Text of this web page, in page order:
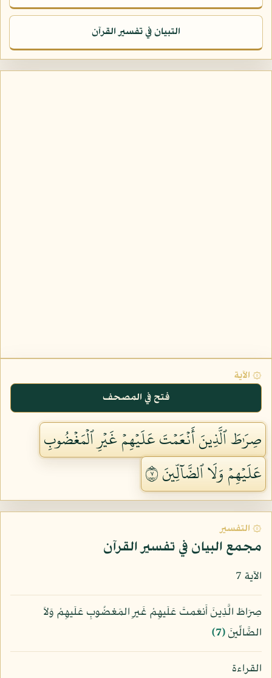
التبيان في تفسير القرآن
۞ الآية
فتح في المصحف
صِرَٰطَ ٱلَّذِينَ أَنۡعَمۡتَ عَلَيۡهِمۡ غَيۡرِ ٱلۡمَغۡضُوبِ
عَلَيۡهِمۡ وَلَا ٱلضَّآلِّينَ ٧
۞ التفسير
مجمع البيان في تفسير القرآن
الآية 7
صِرَاطَ الَّذِينَ أَنعَمتَ عَلَيهِمْ غَيرِ المَغضُوبِ عَلَيهِمْ وَلاَ
الضَّالِّينَ﴿7﴾
القراءة